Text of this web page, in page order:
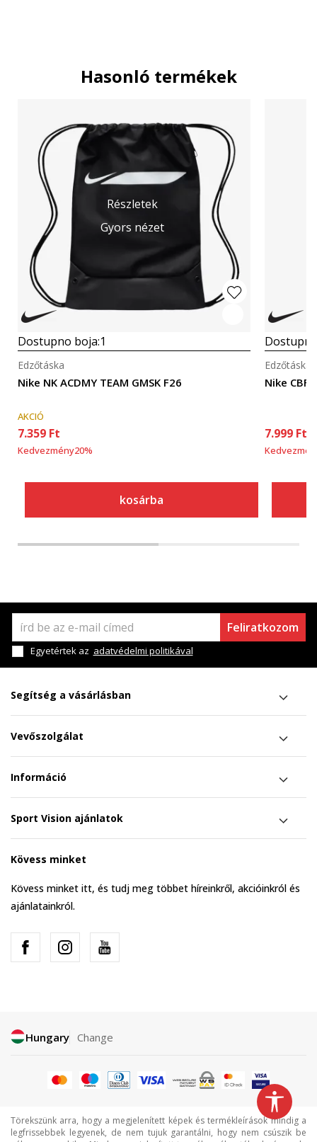
Hasonló termékek
Részletek
Gyors nézet
Dostupno boja:1
Nike NK ACDMY TEAM GMSK F26
Edzőtáska
AKCIÓ
7.359 Ft
Kedvezmény20%
kosárba
Nike CBF
Edzőtáska
7.999 Ft
Feliratkozom
Egyetértek az adatvédelmi politikával
Segítség a vásárlásban
Vevőszolgálat
Információ
Sport Vision ajánlatok
Kövess minket
Kövess minket itt, és tudj meg többet híreinkről, akcióinkról és
ajánlatainkról.
Hungary Change
Törekszünk arra, hogy a megjelenített képek és termékleírások mindig a
legfrissebbek legyenek, de nem tujuk garantálni, hogy nem csúszik be